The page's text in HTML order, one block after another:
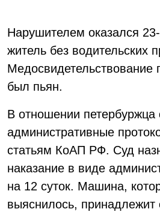
Нарушителем оказался
житель без водительских
Медосвидетельствование
был пьян.
В отношении петербуржца
административные
статьям КоАП РФ. Суд
наказание в виде
на 12 суток. Машина,
выяснилось, принадлежит